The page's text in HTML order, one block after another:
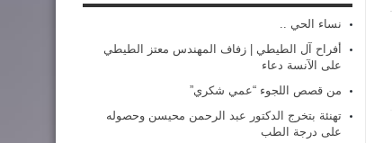
نساء الحي ..
أفراح آل الطيطي | زفاف المهندس معتز الطيطي
على الآنسة دعاء
من قصص اللجوء “عمي شكري”
تهنئة بتخرج الدكتور عبد الرحمن محيسن وحصوله
على درجة الطب